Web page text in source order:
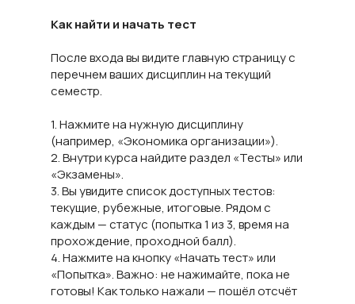
Как найти и начать тест
После входа вы видите главную страницу с
перечнем ваших дисциплин на текущий
семестр.
1. Нажмите на нужную дисциплину
(например, «Экономика организации»).
2. Внутри курса найдите раздел «Тесты» или
«Экзамены».
3. Вы увидите список доступных тестов:
текущие, рубежные, итоговые. Рядом с
каждым — статус (попытка 1 из 3, время на
прохождение, проходной балл).
4. Нажмите на кнопку «Начать тест» или
«Попытка». Важно: не нажимайте, пока не
готовы! Как только нажали — пошёл отсчёт